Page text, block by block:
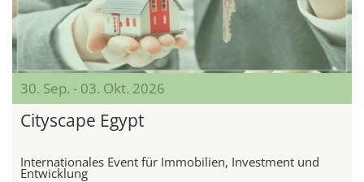
30. Sep. - 03. Okt. 2026
Cityscape Egypt
Internationales Event für Immobilien, Investment und
Entwicklung